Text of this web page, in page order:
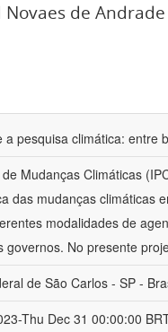
de Andrade
a pesquisa climática: entre
Mudanças Climáticas
das mudanças climáticas
modalidades de
No presente
de São Carlos - SP -
Thu Dec 31 00:00:00